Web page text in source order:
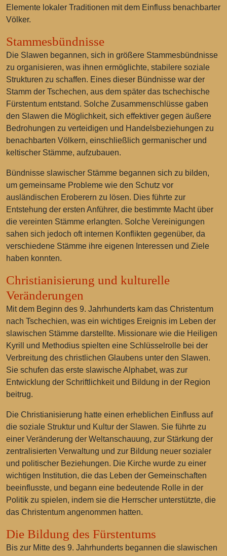
Elemente lokaler Traditionen mit dem Einfluss benachbarter
Völker.
Stammesbündnisse
Die Slawen begannen, sich in größere Stammesbündnisse
zu organisieren, was ihnen ermöglichte, stabilere soziale
Strukturen zu schaffen. Eines dieser Bündnisse war der
Stamm der Tschechen, aus dem später das tschechische
Fürstentum entstand. Solche Zusammenschlüsse gaben
den Slawen die Möglichkeit, sich effektiver gegen äußere
Bedrohungen zu verteidigen und Handelsbeziehungen zu
benachbarten Völkern, einschließlich germanischer und
keltischer Stämme, aufzubauen.
Bündnisse slawischer Stämme begannen sich zu bilden,
um gemeinsame Probleme wie den Schutz vor
ausländischen Eroberern zu lösen. Dies führte zur
Entstehung der ersten Anführer, die bestimmte Macht über
die vereinten Stämme erlangten. Solche Vereinigungen
sahen sich jedoch oft internen Konflikten gegenüber, da
verschiedene Stämme ihre eigenen Interessen und Ziele
haben konnten.
Christianisierung und kulturelle
Veränderungen
Mit dem Beginn des 9. Jahrhunderts kam das Christentum
nach Tschechien, was ein wichtiges Ereignis im Leben der
slawischen Stämme darstellte. Missionare wie die Heiligen
Kyrill und Methodius spielten eine Schlüsselrolle bei der
Verbreitung des christlichen Glaubens unter den Slawen.
Sie schufen das erste slawische Alphabet, was zur
Entwicklung der Schriftlichkeit und Bildung in der Region
beitrug.
Die Christianisierung hatte einen erheblichen Einfluss auf
die soziale Struktur und Kultur der Slawen. Sie führte zu
einer Veränderung der Weltanschauung, zur Stärkung der
zentralisierten Verwaltung und zur Bildung neuer sozialer
und politischer Beziehungen. Die Kirche wurde zu einer
wichtigen Institution, die das Leben der Gemeinschaften
beeinflusste, und begann eine bedeutende Rolle in der
Politik zu spielen, indem sie die Herrscher unterstützte, die
das Christentum angenommen hatten.
Die Bildung des Fürstentums
Bis zur Mitte des 9. Jahrhunderts begannen die slawischen